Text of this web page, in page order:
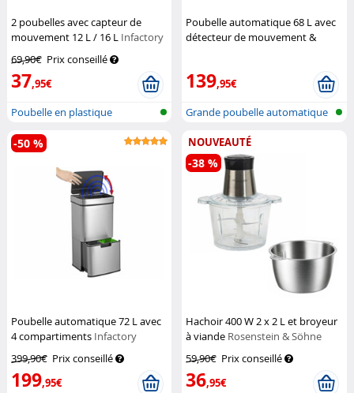
2 poubelles avec capteur de
mouvement 12 L / 16 L Infactory
69,90€ Prix conseillé
37,95€
Poubelle en plastique
Poubelle automatique 68 L avec
détecteur de mouvement &
139,95€
Grande poubelle automatique
Poubelle automatique 72 L avec
4 compartiments Infactory
399,90€ Prix conseillé
199,95€
-50 % NOUVEAUTÉ
Hachoir 400 W 2 x 2 L et broyeur
à viande Rosenstein & Söhne
59,90€ Prix conseillé
36,95€
-38 %